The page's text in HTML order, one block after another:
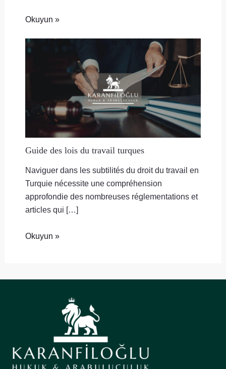
Okuyun »
Guide des lois du travail turques
Naviguer dans les subtilités du droit du travail en
Turquie nécessite une compréhension
approfondie des nombreuses réglementations et
articles qui […]
Okuyun »